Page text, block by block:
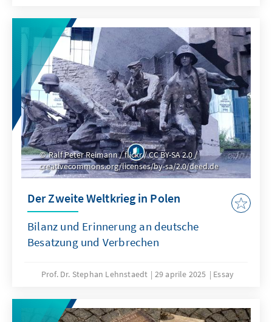
Ralf Peter Reimann / flickr / CC BY-SA 2.0 /
creativecommons.org/licenses/by-sa/2.0/deed.de
Der Zweite Weltkrieg in Polen
Bilanz und Erinnerung an deutsche
Besatzung und Verbrechen
Prof. Dr. Stephan Lehnstaedt 29 aprile 2025 Essay